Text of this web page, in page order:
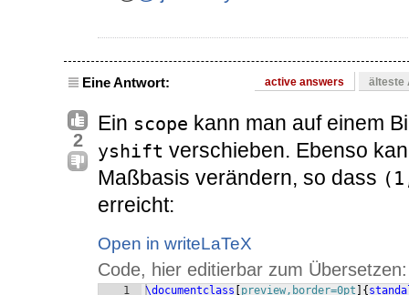
Eine Antwort: active answers älteste
2
Ein scope kann man auf einem
yshift verschieben. Ebenso
Maßbasis verändern, so dass
erreicht:
Open in writeLaTeX
Code, hier editierbar zum Übersetzen:
1
\documentclass preview,border=0pt {